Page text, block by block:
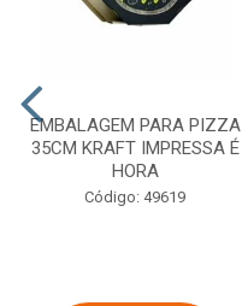
EMBALAGEM PARA PIZZA
35CM KRAFT IMPRESSA É
HORA
Código: 49619